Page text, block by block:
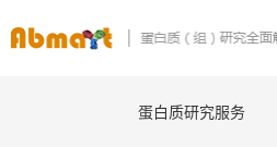
蛋白质研究服务